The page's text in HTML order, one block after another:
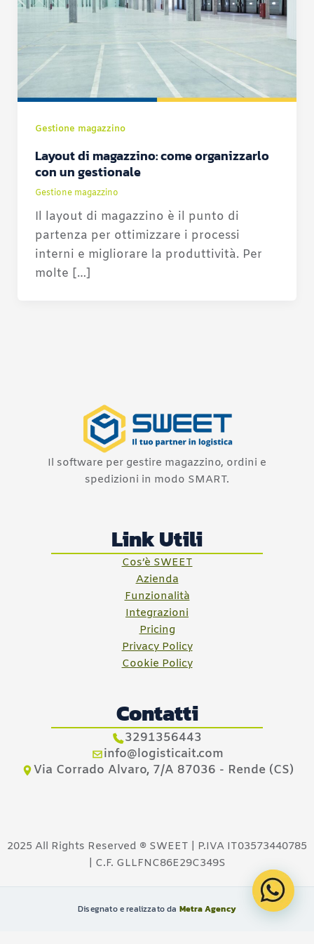
Gestione magazzino
Layout di magazzino: come organizzarlo
con un gestionale
Gestione magazzino
Il layout di magazzino è il punto di
partenza per ottimizzare i processi
interni e migliorare la produttività. Per
molte […]
Il software per gestire magazzino, ordini e
spedizioni in modo SMART.
Link Utili
Cos’è SWEET
Azienda
Funzionalità
Integrazioni
Pricing
Privacy Policy
Cookie Policy
Contatti
3291356443
info@logisticait.com
Via Corrado Alvaro, 7/A 87036 - Rende (CS)
2025 All Rights Reserved ® SWEET | P.IVA IT03573440785
| C.F. GLLFNC86E29C349S
Disegnato e realizzato da Metra Agency